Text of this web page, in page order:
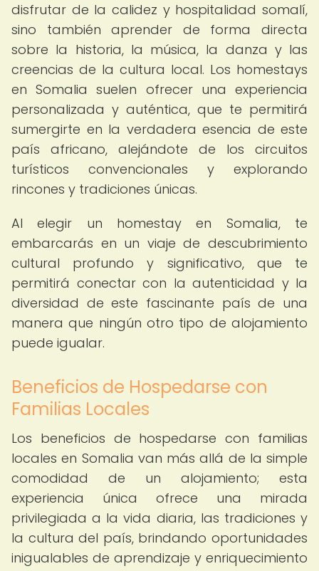
disfrutar de la calidez y hospitalidad somalí,
sino también aprender de forma directa
sobre la historia, la música, la danza y las
creencias de la cultura local. Los homestays
en Somalia suelen ofrecer una experiencia
personalizada y auténtica, que te permitirá
sumergirte en la verdadera esencia de este
país africano, alejándote de los circuitos
turísticos convencionales y explorando
rincones y tradiciones únicas.
Al elegir un homestay en Somalia, te
embarcarás en un viaje de descubrimiento
cultural profundo y significativo, que te
permitirá conectar con la autenticidad y la
diversidad de este fascinante país de una
manera que ningún otro tipo de alojamiento
puede igualar.
Beneficios de Hospedarse con
Familias Locales
Los beneficios de hospedarse con familias
locales en Somalia van más allá de la simple
comodidad de un alojamiento; esta
experiencia única ofrece una mirada
privilegiada a la vida diaria, las tradiciones y
la cultura del país, brindando oportunidades
inigualables de aprendizaje y enriquecimiento